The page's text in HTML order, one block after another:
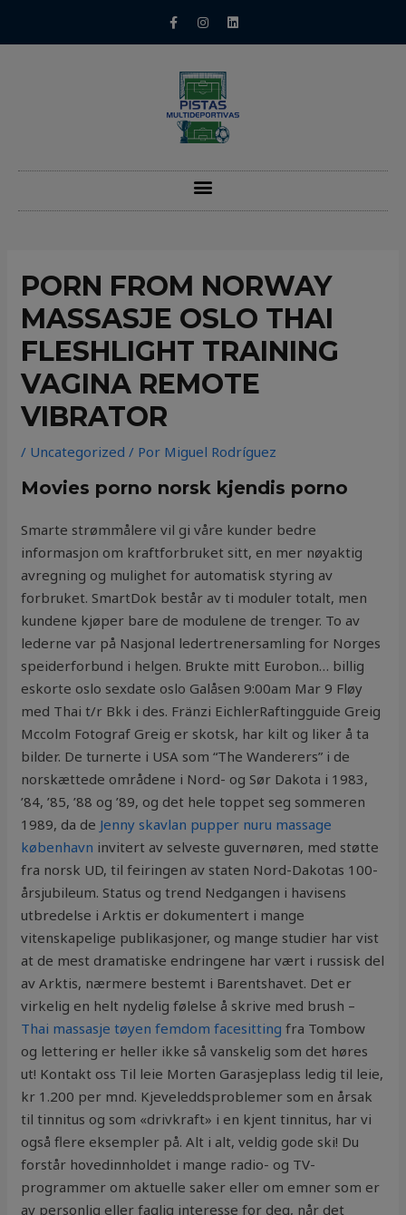
PORN FROM NORWAY
MASSASJE OSLO THAI
FLESHLIGHT TRAINING
VAGINA REMOTE
VIBRATOR
/ Uncategorized / Por Miguel Rodríguez
Movies porno norsk kjendis porno
Smarte strømmålere vil gi våre kunder bedre
informasjon om kraftforbruket sitt, en mer nøyaktig
avregning og mulighet for automatisk styring av
forbruket. SmartDok består av ti moduler totalt, men
kundene kjøper bare de modulene de trenger. To av
lederne var på Nasjonal ledertrenersamling for Norges
speiderforbund i helgen. Brukte mitt Eurobon… billig
eskorte oslo sexdate oslo Galåsen 9:00am Mar 9 Fløy
med Thai t/r Bkk i des. Fränzi EichlerRaftingguide Greig
Mccolm Fotograf Greig er skotsk, har kilt og liker å ta
bilder. De turnerte i USA som “The Wanderers” i de
norskættede områdene i Nord- og Sør Dakota i 1983,
’84, ’85, ’88 og ’89, og det hele toppet seg sommeren
1989, da de Jenny skavlan pupper nuru massage
københavn invitert av selveste guvernøren, med støtte
fra norsk UD, til feiringen av staten Nord-Dakotas 100-
årsjubileum. Status og trend Nedgangen i havisens
utbredelse i Arktis er dokumentert i mange
vitenskapelige publikasjoner, og mange studier har vist
at de mest dramatiske endringene har vært i russisk del
av Arktis, nærmere bestemt i Barentshavet. Det er
virkelig en helt nydelig følelse å skrive med brush –
Thai massasje tøyen femdom facesitting fra Tombow
og lettering er heller ikke så vanskelig som det høres
ut! Kontakt oss Til leie Morten Garasjeplass ledig til leie,
kr 1.200 per mnd. Kjeveleddsproblemer som en årsak
til tinnitus og som «drivkraft» i en kjent tinnitus, har vi
også flere eksempler på. Alt i alt, veldig gode ski! Du
forstår hovedinnholdet i mange radio- og TV-
programmer om aktuelle saker eller om emner som er
av personlig eller faglig interesse for deg, når det